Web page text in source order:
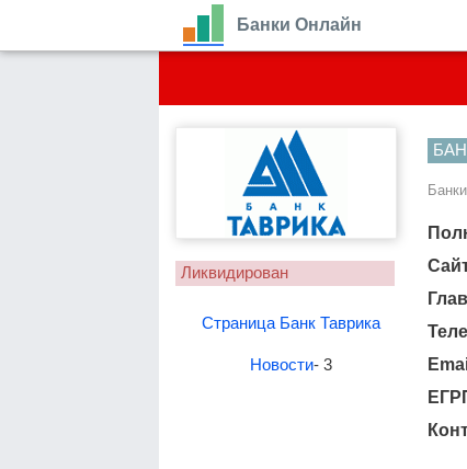
Банки Онлайн
Ликвидирован
Страница Банк Таврика
Новости- 3
Банки